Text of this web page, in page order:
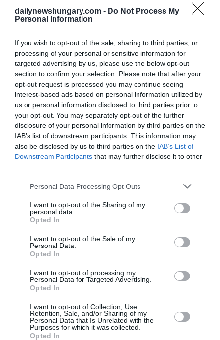
dailynewshungary.com - Do Not Process My
Personal Information
If you wish to opt-out of the sale, sharing to third parties, or
processing of your personal or sensitive information for
targeted advertising by us, please use the below opt-out
section to confirm your selection. Please note that after your
opt-out request is processed you may continue seeing
interest-based ads based on personal information utilized by
us or personal information disclosed to third parties prior to
your opt-out. You may separately opt-out of the further
disclosure of your personal information by third parties on the
IAB’s list of downstream participants. This information may
also be disclosed by us to third parties on the IAB’s List of
Downstream Participants that may further disclose it to other
Please note that this website/app uses one or more Google
not limited to your visit or usage behaviour. You may click to
grant or deny consent to Google and its third-party tags to
use your data for below specified purposes in below Google
consent section.
Personal Data Processing Opt Outs
I want to opt-out of the Sharing of my
personal data.
Opted In
I want to opt-out of the Sale of my
Personal Data.
Opted In
I want to opt-out of processing my
Personal Data for Targeted Advertising.
Opted In
I want to opt-out of Collection, Use,
Retention, Sale, and/or Sharing of my
Personal Data that Is Unrelated with the
Purposes for which it was collected.
Opted In
Achtung: ist die Wohnung schuldenfrei?
auch lohnt, zu prüfen, ob die Wohnung schuldenfrei ist, da
zuvor angehäufte Versorgungsrückstände zur Unterbrechung
des Dienstes führen können.
“Neben den Miet – und Nebenkostenabrechnungen ist es
wesentlich, dass der Mietinteressent die Zusammensetzung
und Höhe der gemeinsamen Kosten kennt, wenn die
gemeinsamen Kosten einen Betrag für zukünftige
Verbesserungen beinhalten, kann der Mieter den Vermieter
bitten, diese Gegenstände zu übernehmen, da der Mieter
davon nicht unbedingt profitieren kann”, riet der Experte von
ungarn
Leave a Reply
Your email address will not be published.
*
Website
Add Comment*